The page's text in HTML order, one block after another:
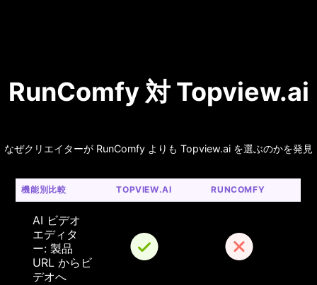
RunComfy 対 Topview.ai
なぜクリエイターが RunComfy よりも Topview.ai を選ぶのかを発見
機能別比較 TOPVIEW.AI RUNCOMFY
AI ビデオ
エディタ
ー: 製品
URL からビ
デオへ